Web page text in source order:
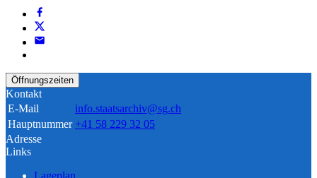
Öffnungszeiten
Kontakt
E-Mail
info.staatsarchiv@sg.ch
Hauptnummer +41 58 229 32 05
Adresse
Links